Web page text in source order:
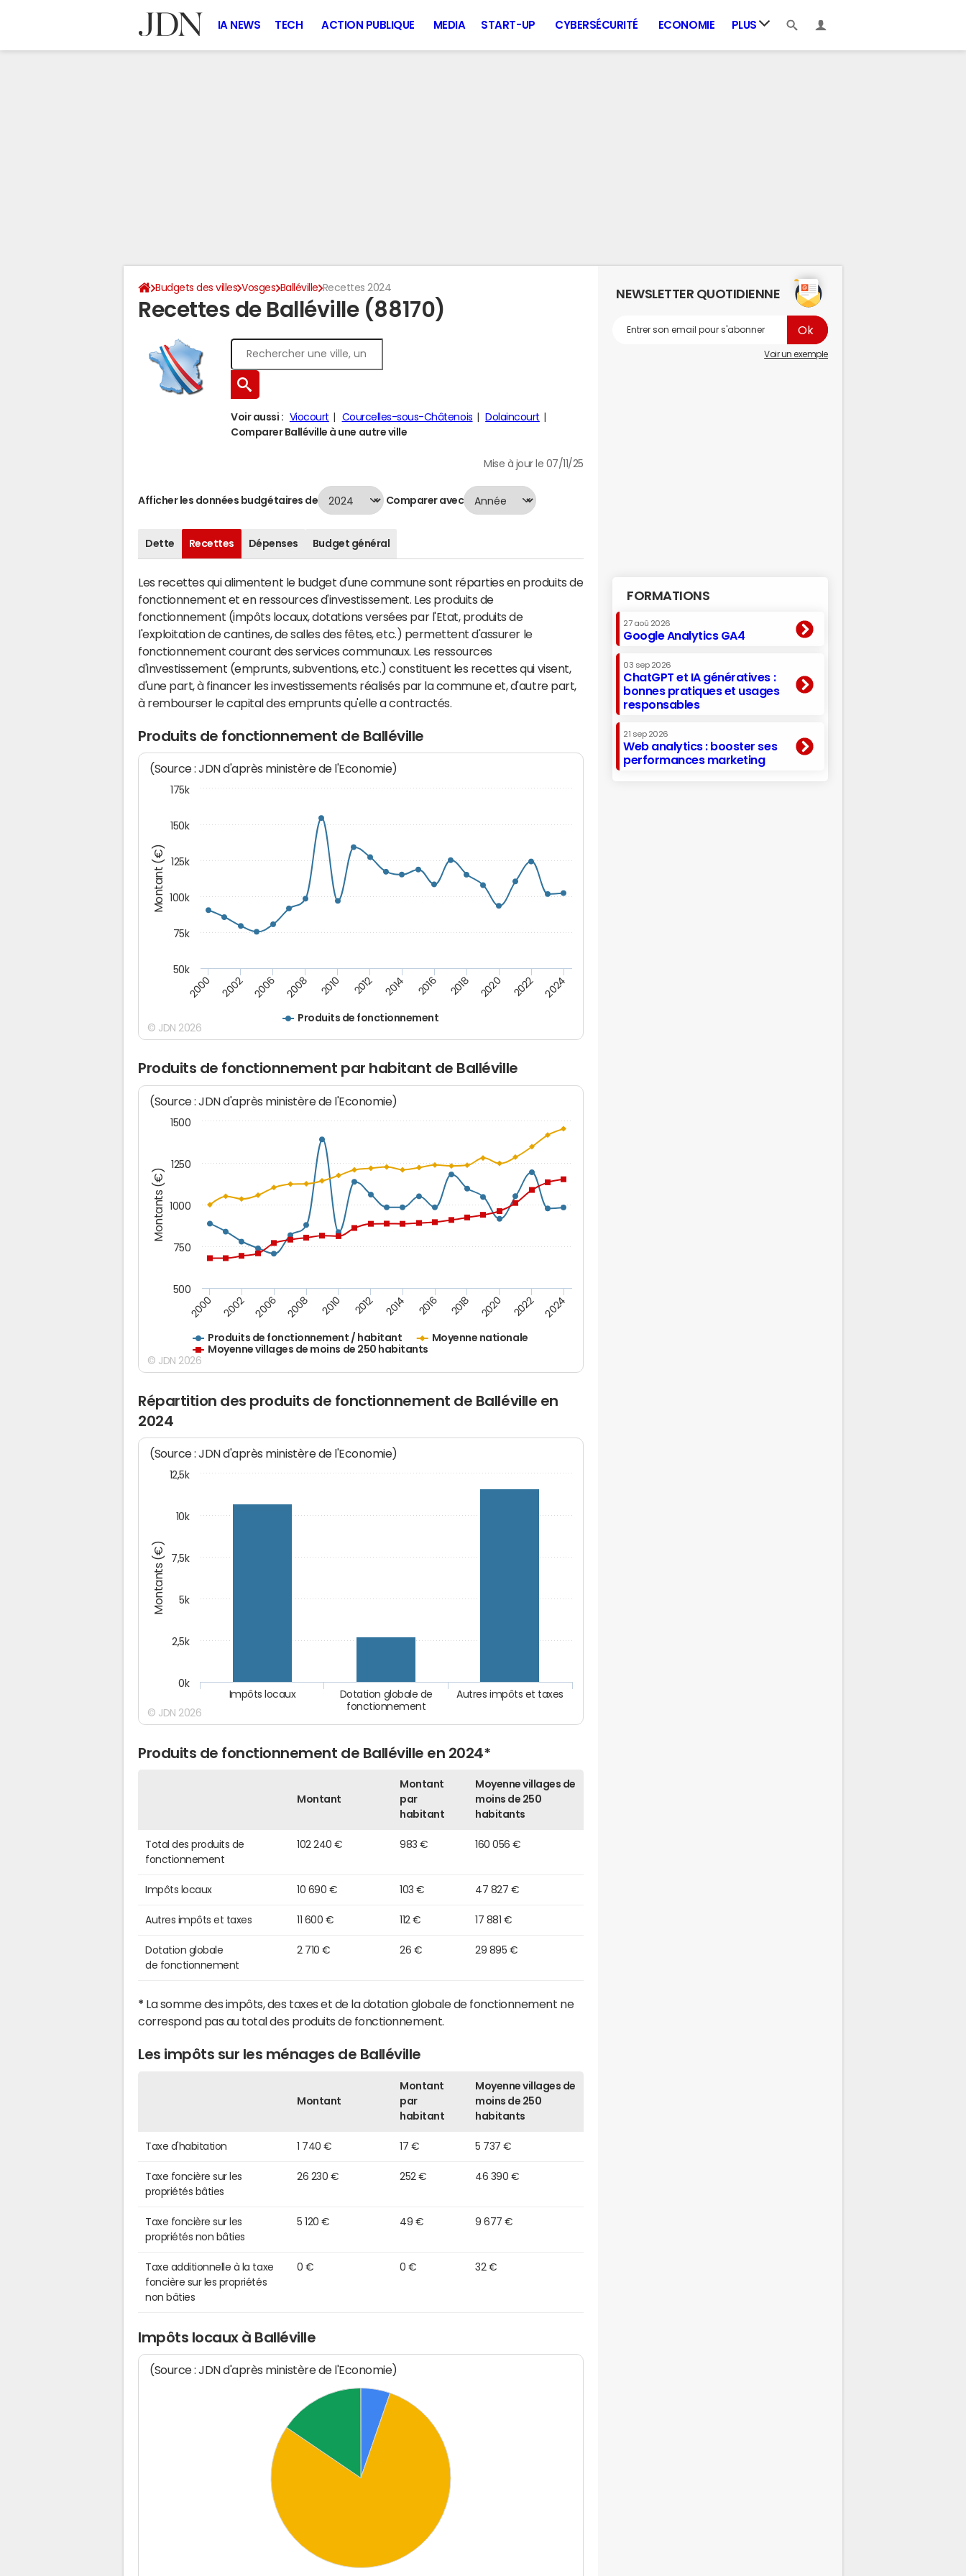
IA NEWS TECH ACTION PUBLIQUE MEDIA START-UP CYBERSÉCURITÉ ECONOMIE PLUS
Budgets des villes Vosges Balléville Recettes 2024
Recettes de Balléville (88170)
Voir aussi : Viocourt Courcelles-sous-Châtenois
Dolaincourt
Comparer Balléville à une autre ville
Mise à jour le 07/11/25
Afficher les données budgétaires de Comparer avec
Dette Recettes Dépenses Budget général
Les recettes qui alimentent le budget d'une commune sont réparties en produits de
fonctionnement et en ressources d'investissement. Les produits de
fonctionnement (impôts locaux, dotations versées par l'Etat, produits de
l'exploitation de cantines, de salles des fêtes, etc.) permettent d'assurer le
fonctionnement courant des services communaux. Les ressources
d'investissement (emprunts, subventions, etc.) constituent les recettes qui visent,
d'une part, à financer les investissements réalisés par la commune et, d'autre part,
à rembourser le capital des emprunts qu'elle a contractés.
Produits de fonctionnement de Balléville
Montant (€)
(Source : JDN d'après ministère de l'Economie)
Produits de fonctionnement
2000 2002 2006 2008 2010 2012 2014 2016 2018 2020 2022 2024
50k
75k
100k
125k
150k
175k
© JDN 2026
Produits de fonctionnement par habitant de Balléville
Montants (€)
(Source : JDN d'après ministère de l'Economie)
Produits de fonctionnement / habitant
Moyenne nationale
Moyenne villages de moins de 250 habitants
2000 2002 2006 2008 2010 2012 2014 2016 2018 2020 2022 2024
500
750
1000
1250
1500
© JDN 2026
Répartition des produits de fonctionnement de Balléville en
2024
Montants (€)
(Source : JDN d'après ministère de l'Economie)
Autres impôts et taxes
Dotation globale de
fonctionnement
Impôts locaux
0k
2,5k
5k
7,5k
10k
12,5k
© JDN 2026
Produits de fonctionnement de Balléville en 2024*
Montant
Montant
par
habitant
Moyenne villages de
moins de 250
habitants
Total des produits de
fonctionnement
102 240 € 983 € 160 056 €
Impôts locaux 10 690 € 103 € 47 827 €
Autres impôts et taxes 11 600 € 112 € 17 881 €
Dotation globale
de fonctionnement
2 710 € 26 € 29 895 €
* La somme des impôts, des taxes et de la dotation globale de fonctionnement ne
correspond pas au total des produits de fonctionnement.
Les impôts sur les ménages de Balléville
Montant
Montant
par
habitant
Moyenne villages de
moins de 250
habitants
Taxe d'habitation 1 740 € 17 € 5 737 €
Taxe foncière sur les
propriétés bâties
26 230 € 252 € 46 390 €
Taxe foncière sur les
propriétés non bâties
5 120 € 49 € 9 677 €
Taxe additionnelle à la taxe
foncière sur les propriétés
non bâties
0 € 0 € 32 €
Impôts locaux à Balléville
(Source : JDN d'après ministère de l'Economie)
NEWSLETTER QUOTIDIENNE
Voir un exemple
FORMATIONS
27 aoû 2026
Google Analytics GA4
03 sep 2026
ChatGPT et IA génératives :
bonnes pratiques et usages
responsables
21 sep 2026
Web analytics : booster ses
performances marketing